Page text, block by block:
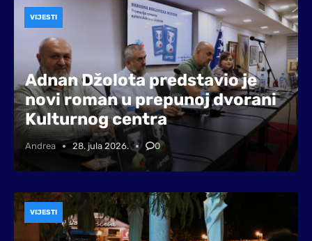
Adnan Džolota predstavio je
novi roman u prepunoj dvorani
Kulturnog centra
Andrea 28. jula 2026. 0
VIJESTI
VIJESTI